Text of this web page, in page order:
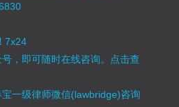
7x24
，即可随时在线咨询。 点击查
一级律师微信(lawbridge)咨询